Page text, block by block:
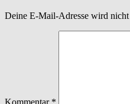
Deine E-Mail-Adresse wird